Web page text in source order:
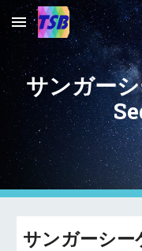
Skip to main content
サンガー
サンガーシー